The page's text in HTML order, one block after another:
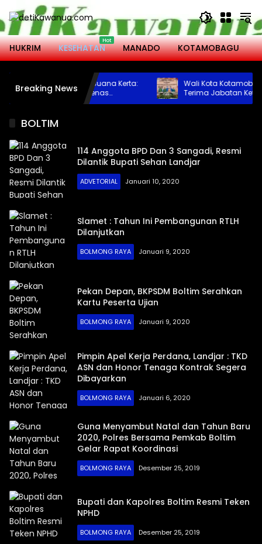
Langsung
ke
konten
HUKRIM
KESEHATAN MANADO KOTAMOBAGU
Breaking News
Harmoni di Banjar Buana Kerta:
Tulus Angelia Wenas
Aspirasi Warga Mopugad
Wali Kota Kotamobagu
Terima Jabatan Ketua
2031
BOLTIM
114 Anggota BPD Dan 3 Sangadi, Resmi
Dilantik Bupati Sehan Landjar
ADVETORIAL Januari 10, 2020
Slamet : Tahun Ini Pembangunan RTLH
Dilanjutkan
BOLMONG RAYA Januari 9, 2020
Pekan Depan, BKPSDM Boltim Serahkan
Kartu Peserta Ujian
BOLMONG RAYA Januari 9, 2020
Pimpin Apel Kerja Perdana, Landjar : TKD
ASN dan Honor Tenaga Kontrak Segera
Dibayarkan
BOLMONG RAYA Januari 6, 2020
Guna Menyambut Natal dan Tahun Baru
2020, Polres Bersama Pemkab Boltim
Gelar Rapat Koordinasi
BOLMONG RAYA Desember 25, 2019
Bupati dan Kapolres Boltim Resmi Teken
NPHD
BOLMONG RAYA Desember 25, 2019